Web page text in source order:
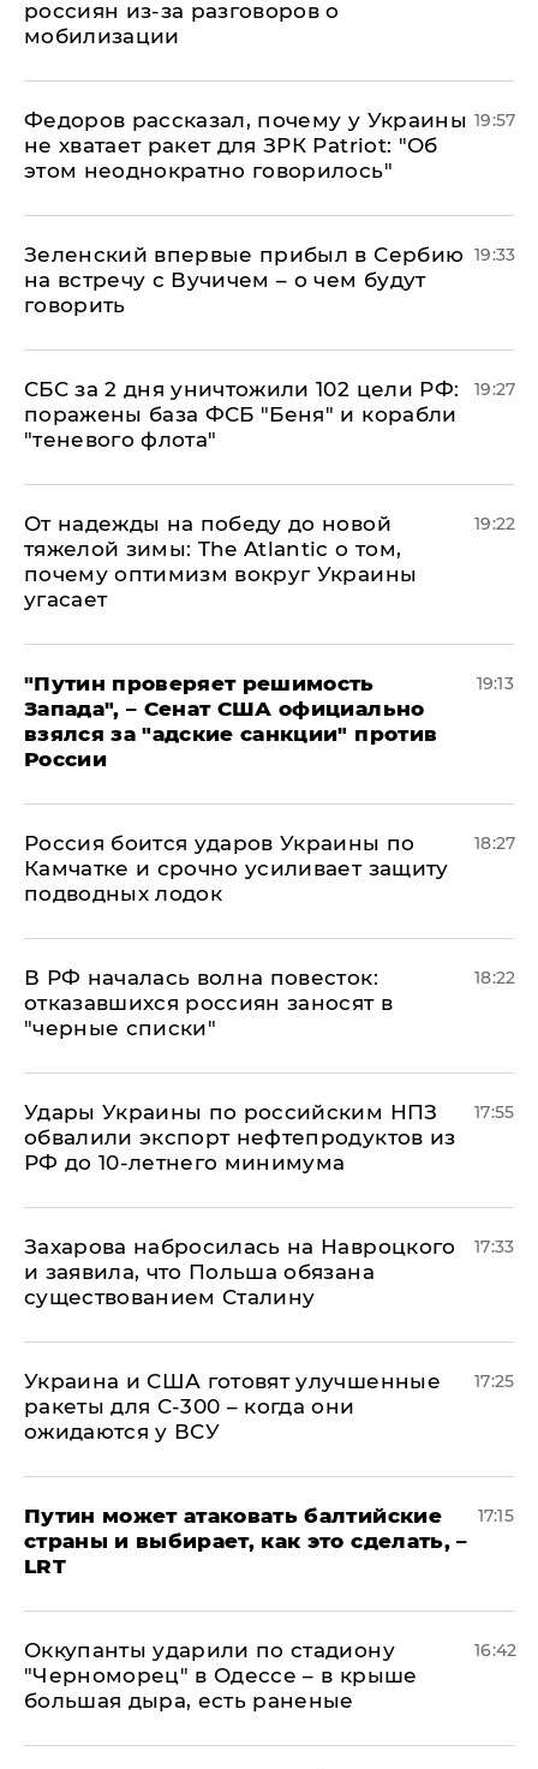
россиян из-за разговоров о
мобилизации
Федоров рассказал, почему у Украины
не хватает ракет для ЗРК Patriot: "Об
этом неоднократно говорилось"
19:57
Зеленский впервые прибыл в Сербию
на встречу с Вучичем – о чем будут
говорить
19:33
СБС за 2 дня уничтожили 102 цели РФ:
поражены база ФСБ "Беня" и корабли
"теневого флота"
19:27
От надежды на победу до новой
тяжелой зимы: The Atlantic о том,
почему оптимизм вокруг Украины
угасает
19:22
"Путин проверяет решимость
Запада", – Сенат США официально
взялся за "адские санкции" против
России
19:13
Россия боится ударов Украины по
Камчатке и срочно усиливает защиту
подводных лодок
18:27
​В РФ началась волна повесток:
отказавшихся россиян заносят в
"черные списки"
18:22
Удары Украины по российским НПЗ
обвалили экспорт нефтепродуктов из
РФ до 10-летнего минимума
17:55
​Захарова набросилась на Навроцкого
и заявила, что Польша обязана
существованием Сталину
17:33
Украина и США готовят улучшенные
ракеты для С-300 – когда они
ожидаются у ВСУ
17:25
Путин может атаковать балтийские
страны и выбирает, как это сделать, –
LRT
17:15
Оккупанты ударили по стадиону
"Черноморец" в Одессе – в крыше
большая дыра, есть раненые
16:42